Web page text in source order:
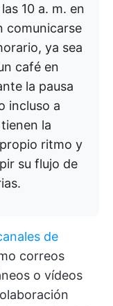
10 a. m. en
comunicarse
ya sea
café en
la pausa
incluso a
la
ritmo y
su flujo de
de
correos
o vídeos